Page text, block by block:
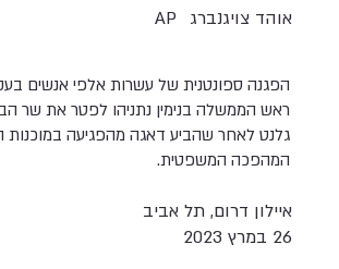
AP
אוהד צויגנברג
הפגנה ספונטנית של עשרות אלפי אנשים
ראש הממשלה בנימין נתניהו לפטר את שר
גלנט לאחר שהביע דאגה מהפגיעה
המהפכה המשפטית.
איילון דרום, תל אביב
26 במרץ 2023